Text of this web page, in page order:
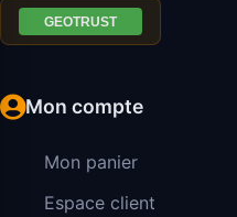
Mon compte
Mon panier
Espace client